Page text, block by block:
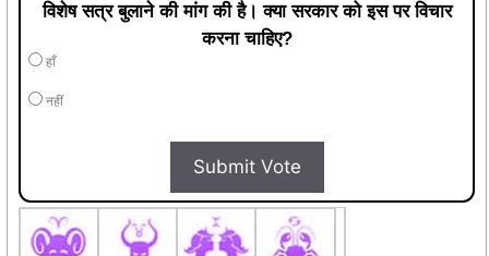
विशेष सत्र बुलाने की मांग की है। क्या सरकार को इस पर विचार
करना चाहिए?
हाँ
नहीं
Submit Vote